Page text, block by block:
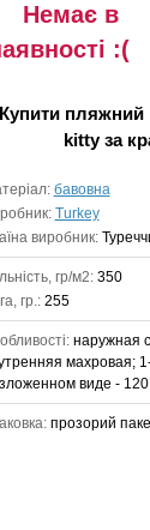
Немає в
:(
Купити пляжний
kittyза
бавовна
Turkey
виробник:
гр/м2: 350
гр.: 255
наружная
махровая;
виде -
прозорий